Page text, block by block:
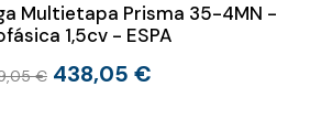
Multietapa Prisma 35-4MN -
1,5cv - ESPA
€ 438,05 €